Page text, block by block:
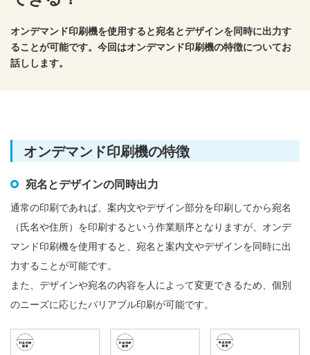
オンデマンド印刷機を使用すると宛名とデザインを同時に出力す
ることが可能です。今回はオンデマンド印刷機の特徴についてお
話しします。
オンデマンド印刷機の特徴
宛名とデザインの同時出力
通常の印刷であれば、案内文やデザイン部分を印刷してから宛名
（氏名や住所）を印刷するという作業順序となりますが、オンデ
マンド印刷機を使用すると、宛名と案内文やデザインを同時に出
力することが可能です。
また、デザインや宛名の内容を人によって変更できるため、個別
のニーズに応じたバリアブル印刷が可能です。